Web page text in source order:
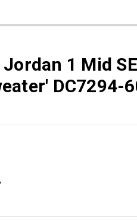
1 Mid SE
DC7294-